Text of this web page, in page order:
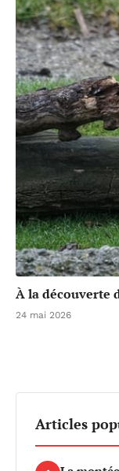
À la découverte
24 mai 2026
Articles